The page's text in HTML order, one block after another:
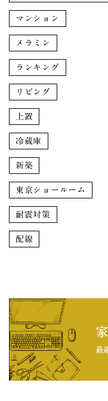
マンション
メラミン
ランキング
リビング
上置
冷蔵庫
新築
東京ショールーム
耐震対策
配線